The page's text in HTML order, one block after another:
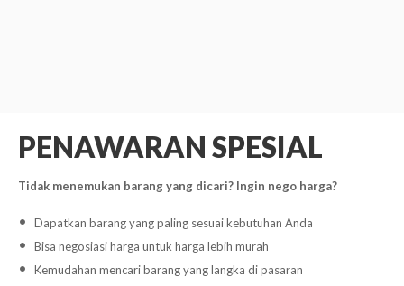
PENAWARAN SPESIAL
Tidak menemukan barang yang dicari? Ingin nego harga?
Dapatkan barang yang paling sesuai kebutuhan Anda
Bisa negosiasi harga untuk harga lebih murah
Kemudahan mencari barang yang langka di pasaran